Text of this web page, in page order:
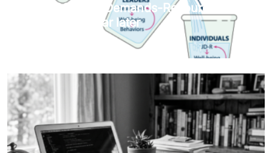
PA6-2026 Job Demands-Resources
theorie: Tien jaar later